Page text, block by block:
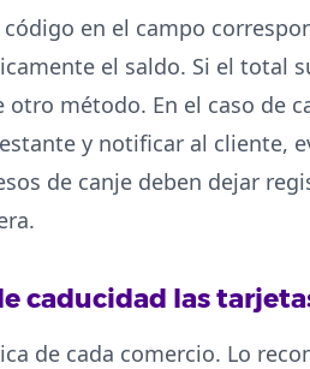
en el campo
el saldo. Si el total
método. En el caso de
y notificar al cliente,
de canje deben dejar
caducidad las
de cada comercio. Lo